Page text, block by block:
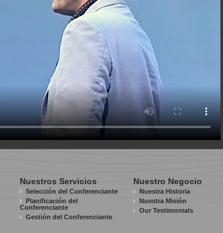
Nuestros Servicios
Selección del Conferenciante
Planificación del
Conferenciante
Gestión del Conferenciante
Nuestro Negocio
Nuestra Historia
Nuestra Misión
Our Testimonials